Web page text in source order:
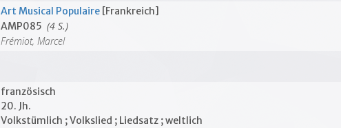
Art Musical Populaire [Frankreich]
AMP085 (4 S.)
Frémiot, Marcel
französisch
20. Jh.
Volkstümlich ; Volkslied ; Liedsatz ; weltlich